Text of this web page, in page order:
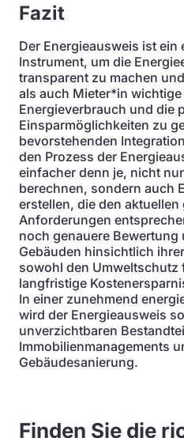
Fazit
Der Energieausweis ist ein
Instrument, um die
transparent zu machen
als auch Mieter*in
Energieverbrauch und die
Einsparmöglichkeiten zu
bevorstehenden
den Prozess der
einfacher denn je, nicht
berechnen, sondern auch
erstellen, die den aktuellen
Anforderungen
noch genauere
Gebäuden hinsichtlich
sowohl den Umweltschutz
langfristige
In einer zunehmend
wird der Energieausweis
unverzichtbaren
Immobilienmanagements
Gebäudesanierung.
Finden Sie die